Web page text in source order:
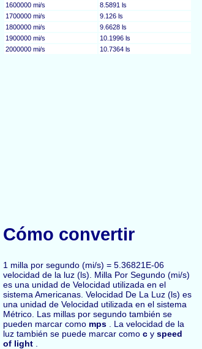
1600000 mi/s
8.5891 ls
1700000 mi/s
9.126 ls
1800000 mi/s
9.6628 ls
1900000 mi/s
10.1996 ls
2000000 mi/s
10.7364 ls
Cómo convertir
1 milla por segundo (mi/s) = 5.36821E-06
velocidad de la luz (ls). Milla Por Segundo (mi/s)
es una unidad de Velocidad utilizada en el
sistema Americanas. Velocidad De La Luz (ls) es
una unidad de Velocidad utilizada en el sistema
Métrico. Las millas por segundo también se
pueden marcar como mps
. La velocidad de la
luz también se puede marcar como c y speed
of light